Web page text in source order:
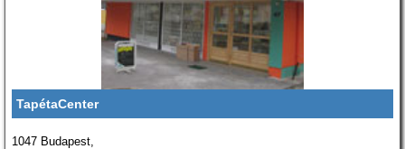
TapétaCenter
1047 Budapest,